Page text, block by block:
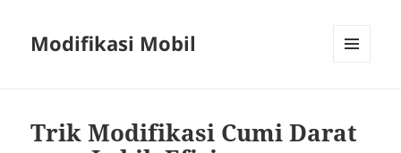
Modifikasi Mobil
Trik Modifikasi Cumi Darat